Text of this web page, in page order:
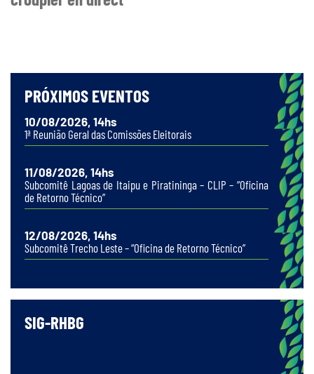
PRÓXIMOS EVENTOS
10/08/2026, 14hs
1ª Reunião Geral das Comissões Eleitorais
11/08/2026, 14hs
Subcomitê Lagoas de Itaipu e Piratininga – CLIP – “Oficina
de Retorno Técnico”
12/08/2026, 14hs
Subcomitê Trecho Leste – “Oficina de Retorno Técnico”
SIG-RHBG